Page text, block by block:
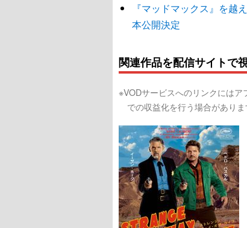
『マッドマックス』を越
本公開決定
関連作品を配信サイトで
※VODサービスへのリンクには
での収益化を行う場合がありま